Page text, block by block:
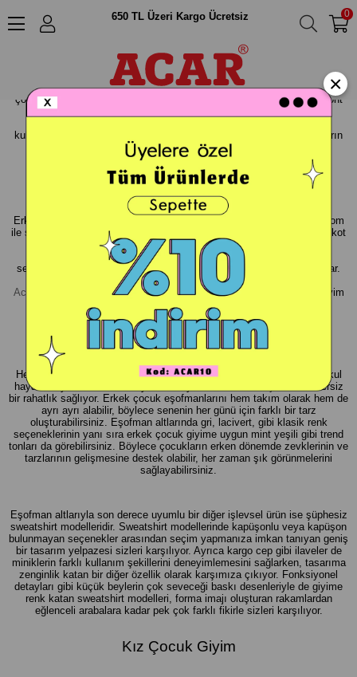
0
650 TL Üzeri Kargo Ücretsiz
Acar – Erkek ve Kız Çocuk Giyim’de Online
Alışveriş
Acarkids.com olarak erkek ve kız çocuklar için giyim ürünleri
sunmaktayız. Çocuklar için uygun, rahat ve şık giyim ürünleri sunmak için
sürekli olarak yenilikler aramaktayız. Ürün yelpazemizde, erkek ve kız
çocuklar için t-shirt, gömlek, pantolon, elbise, tulum, yelek, ceket mont
ürünleri mevcuttur. Acarkids.com, çocukların sağlıklı ve rahat
kullanmaktadır. Ayrıca, ürünlerimizin renkleri ve desenleri de çocukların
beğenilerini kazanmak için özenle seçilmiştir.
Erkek Çocuk Giyim
Erkek çocuklar için en eğlenceli ve trendy giyim ürünleri acaronline.com
ile sizinle buluştu! Erkek çocuklar için en sevilen koleksiyonumuzda, kot
pantolonlar, t-shirtler, gömlekler ve hatta eşsiz desenli kazaklar
bulabilirsiniz. Ayrıca mevsimlik ürünler de mevcut, yaz aylarında
serinlemek için şortlar, kış aylarında ise sıcak kalabilmek için montlar.
Bizimle birlikte, erkek çocuğunuz moda dünyasında trend olacak!
Acarkids.com
’dan online alışveriş yaparak sevdikleriniz için en iyi giyim
ürünlerini alın ve onları mutlu edin.
Erkek Çocuk Giyim Ürünleri Modelleri
Hemen her küçük beyin dolabında en önlerde bulunan eşofmanlar, okul
hayatının yanı sıra sokak oyunları veya ev aktiviteleri için de benzersiz
bir rahatlık sağlıyor. Erkek çocuk eşofmanlarını hem takım olarak hem de
ayrı ayrı alabilir, böylece senenin her günü için farklı bir tarz
oluşturabilirsiniz. Eşofman altlarında gri, lacivert, gibi klasik renk
seçeneklerinin yanı sıra erkek çocuk giyime uygun mint yeşili gibi trend
tonları da görebilirsiniz. Böylece çocukların erken dönemde zevklerinin ve
tarzlarının gelişmesine destek olabilir, her zaman şık görünmelerini
sağlayabilirsiniz.
Eşofman altlarıyla son derece uyumlu bir diğer işlevsel ürün ise şüphesiz
sweatshirt modelleridir. Sweatshirt modellerinde kapüşonlu veya kapüşon
bulunmayan seçenekler arasından seçim yapmanıza imkan tanıyan geniş
bir tasarım yelpazesi sizleri karşılıyor. Ayrıca kargo cep gibi ilaveler de
miniklerin farklı kullanım şekillerini deneyimlemesini sağlarken, tasarıma
zenginlik katan bir diğer özellik olarak karşımıza çıkıyor. Fonksiyonel
detayları gibi küçük beylerin çok seveceği baskı desenleriyle de giyime
renk katan sweatshirt modelleri, forma imajı oluşturan rakamlardan
eğlenceli arabalara kadar pek çok farklı fikirle sizleri karşılıyor.
Kız Çocuk Giyim
×